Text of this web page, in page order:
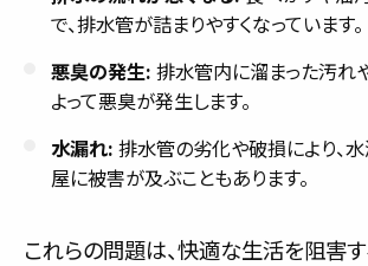
で、排水管が詰まりやすくなっています。
悪臭の発生: 排水管内に溜まった汚れ
よって悪臭が発生します。
水漏れ: 排水管の劣化や破損により、
屋に被害が及ぶこともあります。
これらの問題は、快適な生活を阻害す